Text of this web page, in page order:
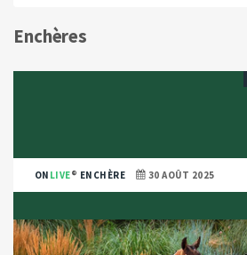
Enchères
ON LIVE ENCHÈRE 30 AOÛT 2025